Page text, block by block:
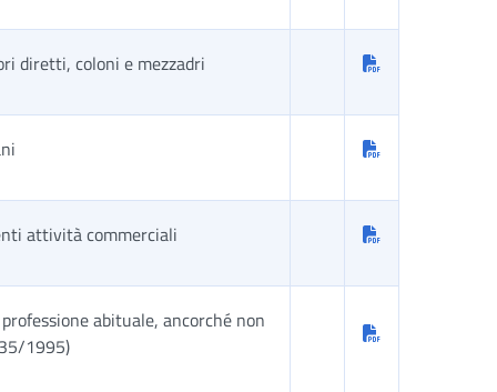
diretti, coloni e mezzadri
attività commerciali
abituale, ancorché non
1995)